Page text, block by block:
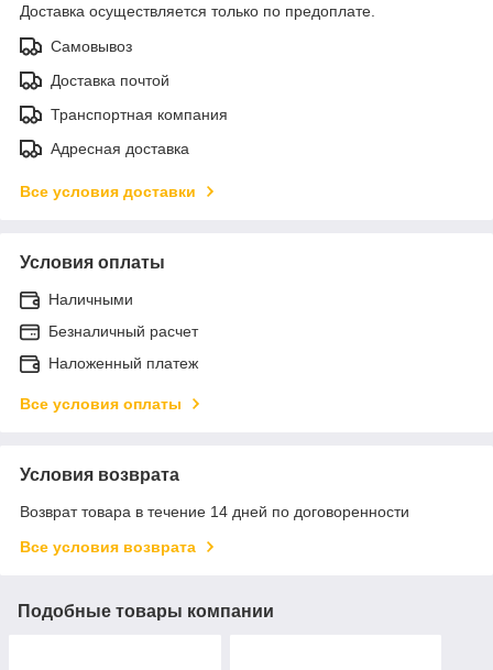
Доставка осуществляется только по предоплате.
Самовывоз
Доставка почтой
Транспортная компания
Адресная доставка
Все условия доставки
Условия оплаты
Наличными
Безналичный расчет
Наложенный платеж
Все условия оплаты
Условия возврата
Возврат товара в течение 14 дней по договоренности
Все условия возврата
Подобные товары компании